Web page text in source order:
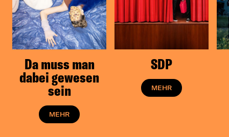
Da muss man
dabei gewesen
sein
MEHR
SDP
MEHR